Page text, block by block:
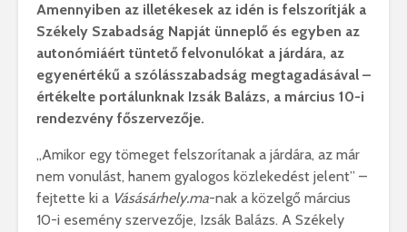
Amennyiben az illetékesek az idén is felszorítják a
Székely Szabadság Napját ünneplő és egyben az
autonómiáért tüntető felvonulókat a járdára, az
egyenértékű a szólásszabadság megtagadásával –
értékelte portálunknak Izsák Balázs, a március 10-i
rendezvény főszervezője.
„Amikor egy tömeget felszorítanak a járdára, az már
nem vonulást, hanem gyalogos közlekedést jelent” –
fejtette ki a Vásásárhely.ma-nak a közelgő március
10-i esemény szervezője, Izsák Balázs. A Székely